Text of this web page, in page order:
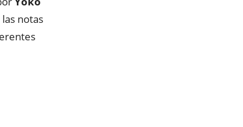
notas